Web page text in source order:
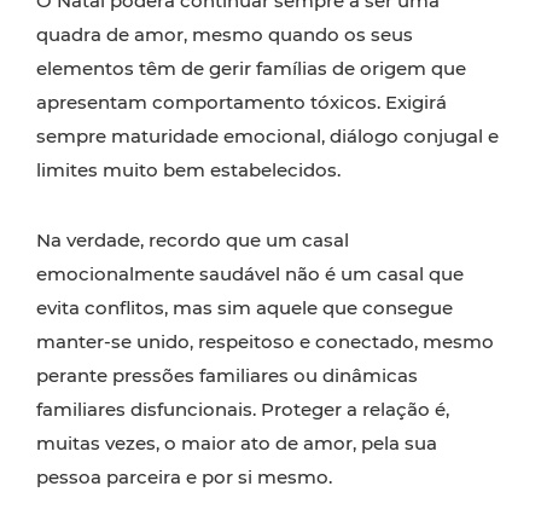
quadra de amor, mesmo quando os seus
elementos têm de gerir famílias de origem que
apresentam comportamento tóxicos. Exigirá
sempre maturidade emocional, diálogo conjugal e
limites muito bem estabelecidos.
Na verdade, recordo que um casal
emocionalmente saudável não é um casal que
evita conflitos, mas sim aquele que consegue
manter-se unido, respeitoso e conectado, mesmo
perante pressões familiares ou dinâmicas
familiares disfuncionais. Proteger a relação é,
muitas vezes, o maior ato de amor, pela sua
pessoa parceira e por si mesmo.